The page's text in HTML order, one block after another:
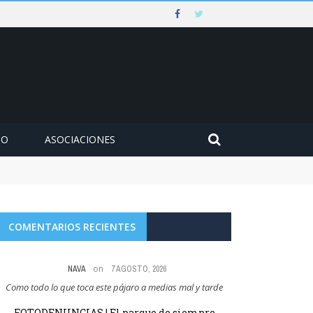
ASOCIACIONES
COMENTARIOS RECIENTES
NAVA on 7 AGOSTO, 2026
Como todo lo que toca este pájaro a medias mal y tarde